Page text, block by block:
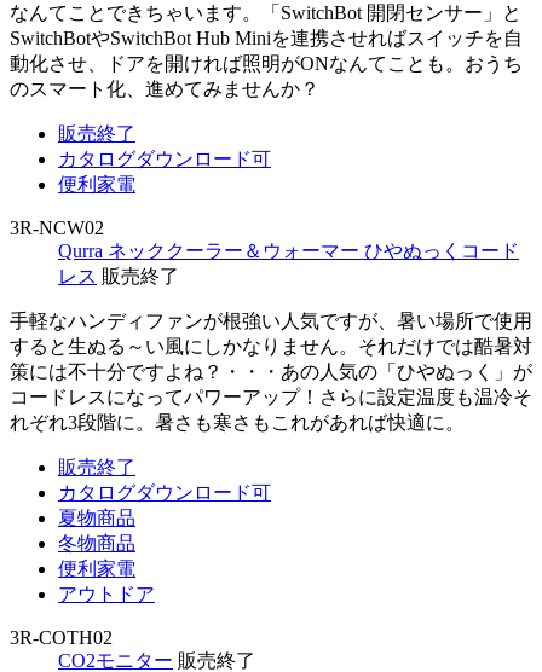
なんてことできちゃいます。「SwitchBot 開閉センサー」と
SwitchBotやSwitchBot Hub Miniを連携させればスイッチを自
動化させ、ドアを開ければ照明がONなんてことも。おうち
のスマート化、進めてみませんか？
販売終了
カタログダウンロード可
便利家電
3R-NCW02
Qurra ネッククーラー＆ウォーマー ひやぬっくコード
レス 販売終了
手軽なハンディファンが根強い人気ですが、暑い場所で使用
すると生ぬる～い風にしかなりません。それだけでは酷暑対
策には不十分ですよね？・・・あの人気の「ひやぬっく」が
コードレスになってパワーアップ！さらに設定温度も温冷そ
れぞれ3段階に。暑さも寒さもこれがあれば快適に。
販売終了
カタログダウンロード可
夏物商品
冬物商品
便利家電
アウトドア
3R-COTH02
CO2モニター 販売終了